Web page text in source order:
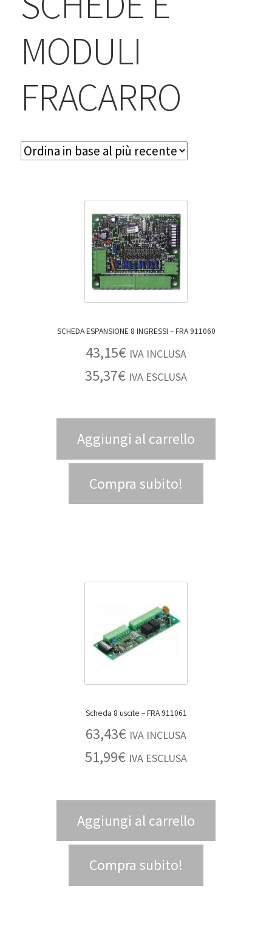
BLOG
Accedi/Registrati
MODULI
FRACARRO
SCHEDA ESPANSIONE 8 INGRESSI – FRA 911060
43,15€ IVA INCLUSA
35,37€ IVA ESCLUSA
Aggiungi al carrello
Compra subito!
Scheda 8 uscite – FRA 911061
63,43€ IVA INCLUSA
51,99€ IVA ESCLUSA
Aggiungi al carrello
Compra subito!